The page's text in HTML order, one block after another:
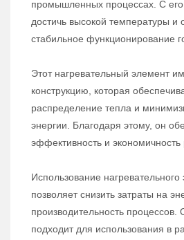
промышленных процессах. С
достичь высокой температуры и
стабильное функционирование
Этот нагревательный элемент
конструкцию, которая
распределение тепла и
энергии. Благодаря этому, он
эффективность и экономичность
Использование
позволяет снизить затраты на
производительность процессов.
подходит для использования в